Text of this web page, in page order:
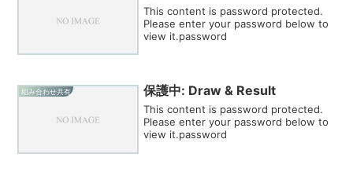
This content is password protected.
Please enter your password below to
view it.password
組み合わせ共有 保護中: Draw & Result
This content is password protected.
Please enter your password below to
view it.password